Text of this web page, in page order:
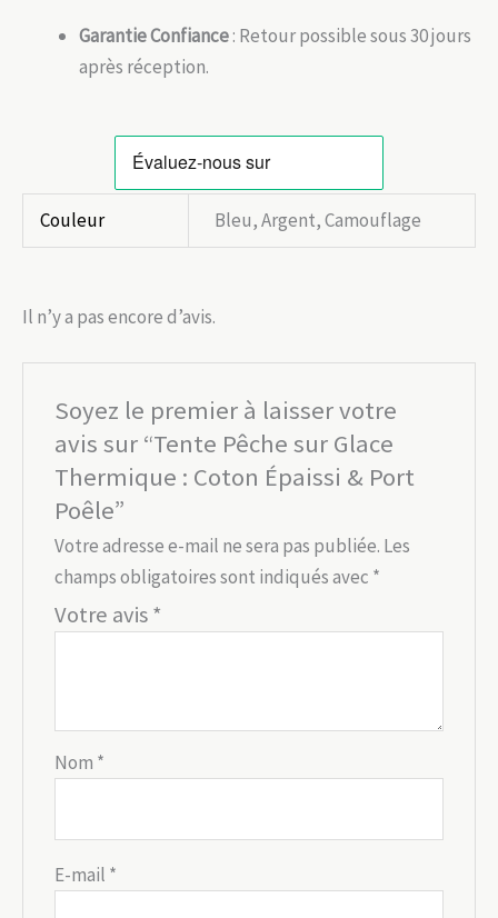
Garantie Confiance: Retour possible sous 30 jours
après réception.
Couleur Bleu, Argent, Camouflage
Il n’y a pas encore d’avis.
Soyez le premier à laisser votre
avis sur “Tente Pêche sur Glace
Thermique : Coton Épaissi & Port
Poêle”
Votre adresse e-mail ne sera pas publiée. Les
champs obligatoires sont indiqués avec *
Votre avis*
Nom *
E-mail *